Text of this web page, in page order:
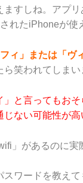
すしね。アプリ
れたiPhoneが使
ィ」または「ヴ
笑われてしまい
」と言ってもお
ない可能性が高
」があるのに
ワードを教えて